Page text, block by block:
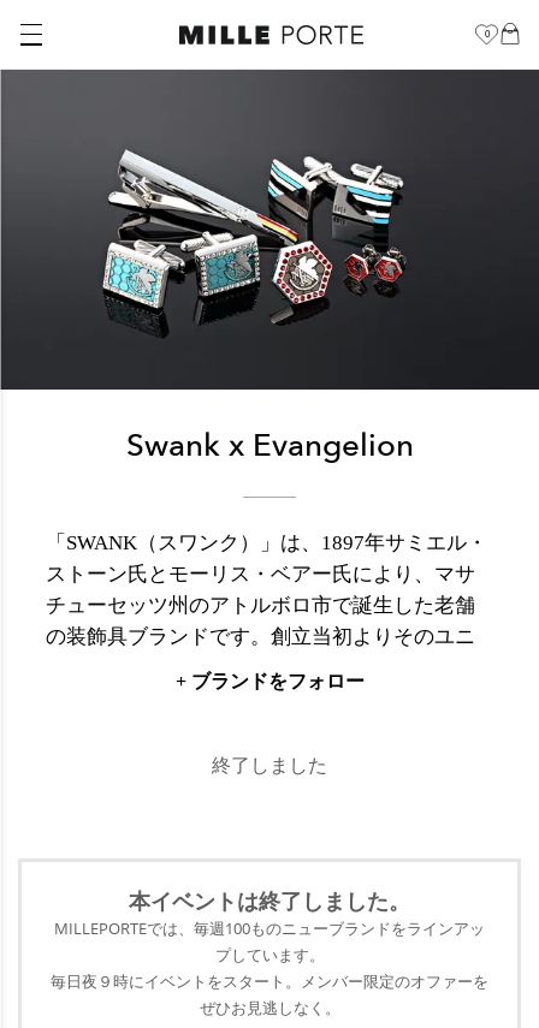
0
Swank x Evangelion
「SWANK（スワンク）」は、1897年サミエル・
ストーン氏とモーリス・ベアー氏により、マサ
チューセッツ州のアトルボロ市で誕生した老舗
の装飾具ブランドです。創立当初よりそのユニ
ークかつ繊細なデザインは男女問わず多くの
人々に支持を受けてきました。NYの都会的なス
のアイテムたちは、現在でも華やかなフォーマ
とのコラボアイテムが登場します。初号機ver.ス
トライプカフスや、零号機ver.ストライプタイバ
ー、2号機ver.ピアスなど。コラボレーションな
らではの見逃せないアイテムを、ぜひこの機会
に。
+ ブランドをフォロー
終了しました
本イベントは終了 しました。
MILLEPORTEでは、毎週100ものニューブランドをラインアッ
プしています。
毎日夜９時にイベントをスタート。メンバー限定のオファーを
ぜひお見逃しなく。